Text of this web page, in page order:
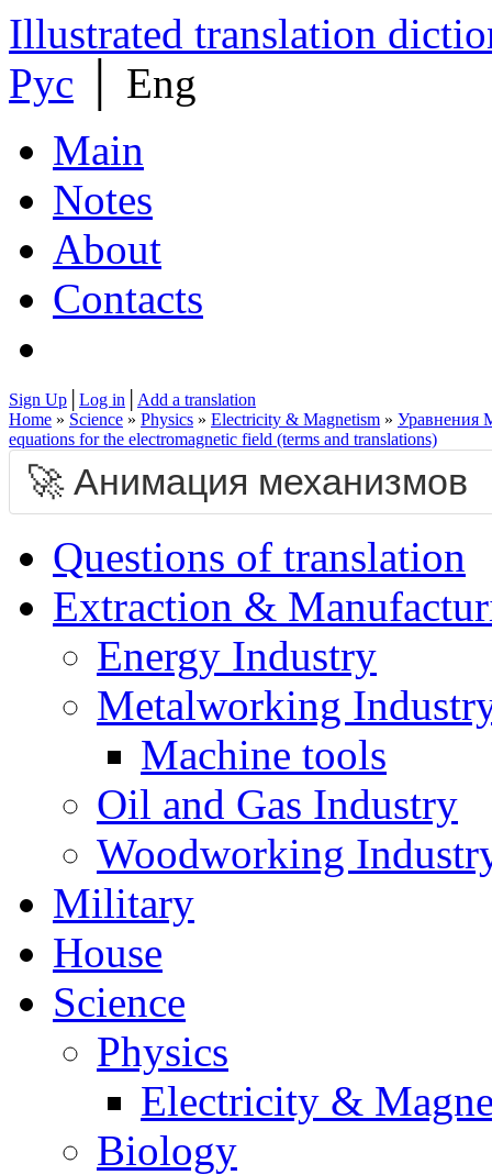
Illustrated translation
Рус
Eng
Main
Notes
About
Contacts
Sign Up Log in
Add a translation
Home » Science » Physics » Electricity & Magnetism » Уравнения
equations for the electromagnetic field (terms and translations)
🚀 Анимация механизмов
Questions of translation
Extraction &
Energy Industry
Metalworking
Machine tools
Oil and Gas Industry
Woodworking
Military
House
Science
Physics
Electricity &
Biology